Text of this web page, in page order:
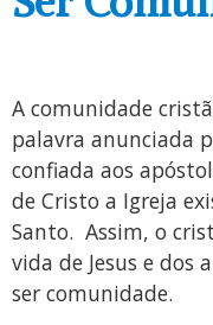
A comunidade
palavra anunciada
confiada aos
de Cristo a Igreja
Santo. Assim, o
vida de Jesus e dos
ser comunidade.